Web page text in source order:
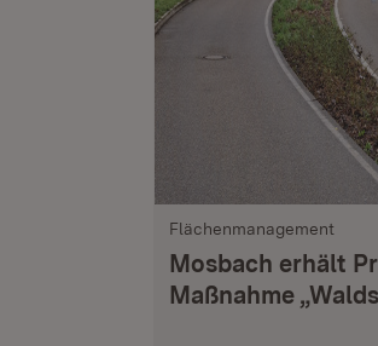
Flächenmanagement
Mosbach erhält
Maßnahme